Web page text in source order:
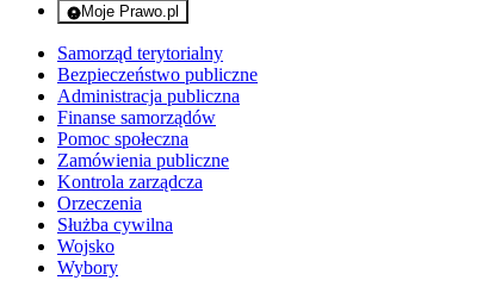
Moje Prawo.pl
- rejestracja i logowanie do serwisu
Samorząd terytorialny
Bezpieczeństwo publiczne
Administracja publiczna
Finanse samorządów
Pomoc społeczna
Zamówienia publiczne
Kontrola zarządcza
Orzeczenia
Służba cywilna
Wojsko
Wybory